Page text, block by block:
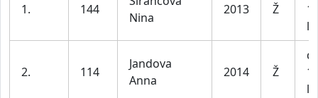
1. 144
Nina
2013 Ž
2. 114
Jandova
Anna
2014 Ž